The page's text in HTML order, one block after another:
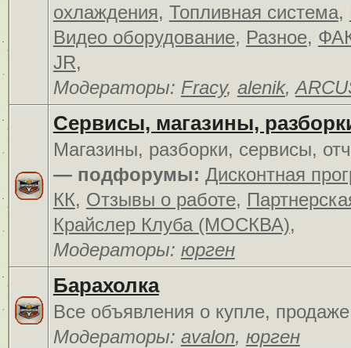
охлаждения, Топливная система,
Видео оборудование, Разное,
JR,
Модераторы: Fracy, alenik,
Сервисы, магазины,
Магазины, разборки, сервисы,
— подфорумы: Дисконтная
КК, Отзывы о работе,
Крайслер Клуба (МОСКВА),
Модераторы: юрген
Барахолка
Все объявления о купле,
Модераторы: avalon, юрген